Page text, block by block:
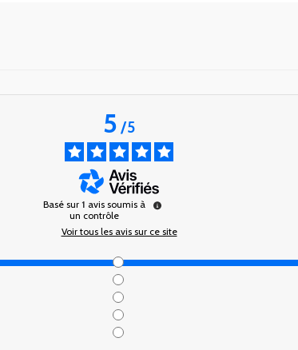
5/5
Basé sur 1 avis soumis à
un contrôle
Voir tous les avis sur ce site